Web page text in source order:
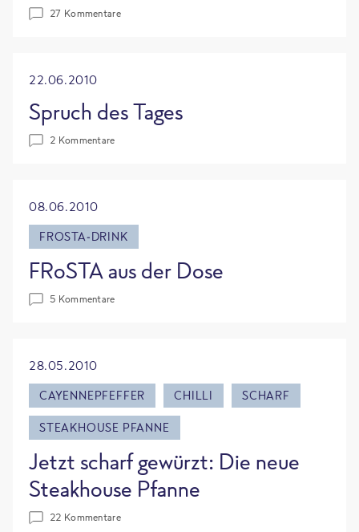
27 Kommentare
22.06.2010
Spruch des Tages
2 Kommentare
08.06.2010
FROSTA-DRINK
Frosta aus der Dose
5 Kommentare
28.05.2010
CAYENNEPFEFFER
CHILLI SCHARF
STEAKHOUSE PFANNE
Jetzt scharf gewürzt: Die neue
Steakhouse Pfanne
22 Kommentare